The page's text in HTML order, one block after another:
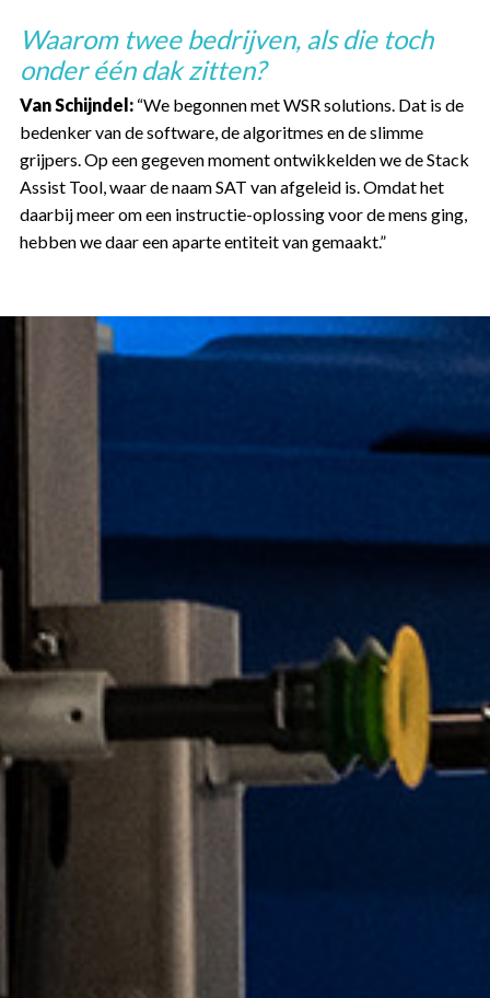
Waarom twee bedrijven, als die toch
onder één dak zitten?
Van Schijndel:“We begonnen met WSR solutions. Dat is de
bedenker van de software, de algoritmes en de slimme
grijpers. Op een gegeven moment ontwikkelden we de Stack
Assist Tool, waar de naam SAT van afgeleid is. Omdat het
daarbij meer om een instructie-oplossing voor de mens ging,
hebben we daar een aparte entiteit van gemaakt.”